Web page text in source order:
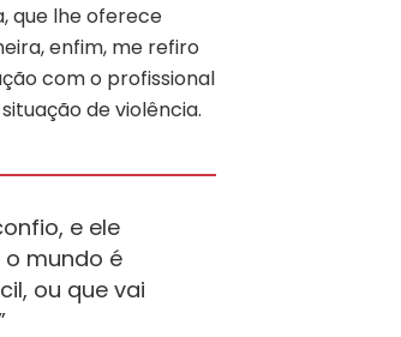
que lhe oferece
enfim, me refiro
com o profissional
de violência.
e ele
o mundo é
ou que vai